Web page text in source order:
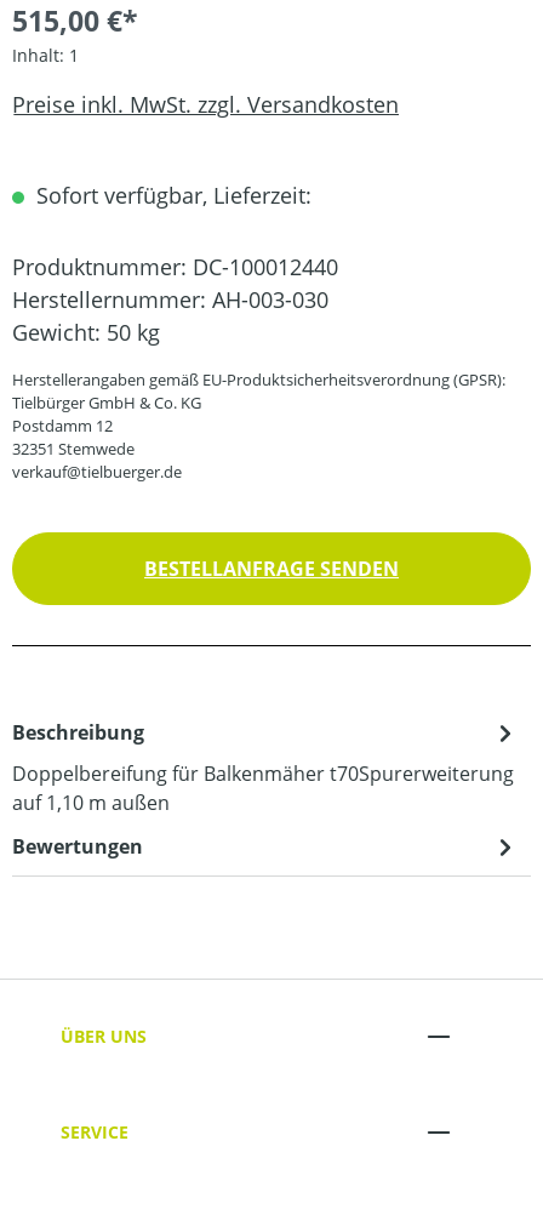
515,00 €*
Inhalt: 1
Preise inkl. MwSt. zzgl. Versandkosten
Sofort verfügbar, Lieferzeit:
Produktnummer: DC-100012440
Herstellernummer: AH-003-030
Gewicht: 50 kg
Herstellerangaben gemäß EU-Produktsicherheitsverordnung (GPSR):
Tielbürger GmbH & Co. KG
Postdamm 12
32351 Stemwede
verkauf@tielbuerger.de
BESTELLANFRAGE SENDEN
Beschreibung
Doppelbereifung für Balkenmäher t70Spurerweiterung
auf 1,10 m außen
Bewertungen
ÜBER UNS
SERVICE